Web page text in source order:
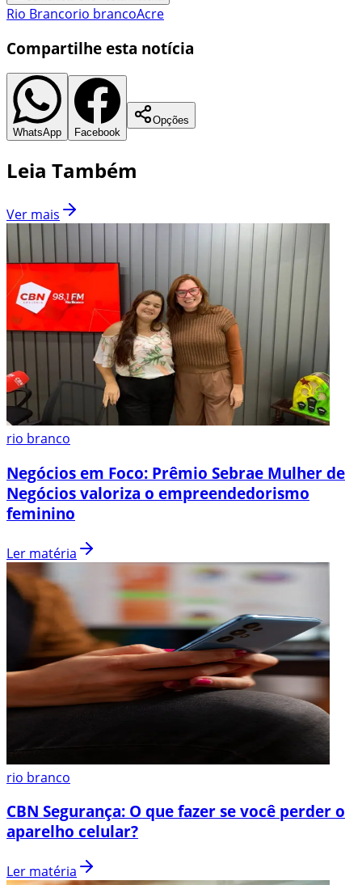
Rio Brancorio brancoAcre
Compartilhe esta notícia
WhatsApp Facebook
Opções
Leia Também
Ver mais
rio branco
Negócios em Foco: Prêmio Sebrae Mulher de
Negócios valoriza o empreendedorismo
feminino
Ler matéria
rio branco
CBN Segurança: O que fazer se você perder o
aparelho celular?
Ler matéria